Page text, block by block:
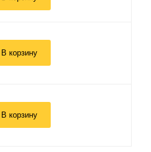
В корзину
В корзину